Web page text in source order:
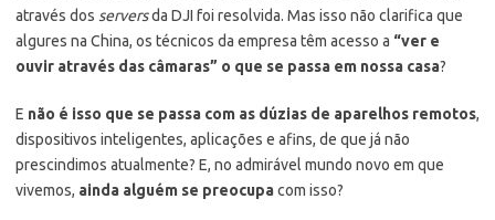
através dos serversda DJI foi resolvida. Mas isso não clarifica que
algures na China, os técnicos da empresa têm acesso a “ver e
ouvir através das câmaras” o que se passa em nossa casa?
E não é isso que se passa com as dúzias de aparelhos remotos,
dispositivos inteligentes, aplicações e afins, de que já não
prescindimos atualmente? E, no admirável mundo novo em que
vivemos, ainda alguém se preocupacom isso?